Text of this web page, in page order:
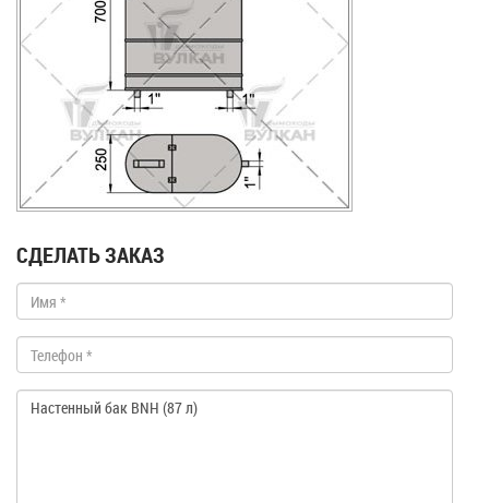
СДЕЛАТЬ ЗАКАЗ